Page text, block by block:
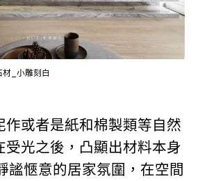
_小雕刻白
作或者是紙和棉製類等自然
受光之後，凸顯出材料本身
謐愜意的居家氛圍，在空間